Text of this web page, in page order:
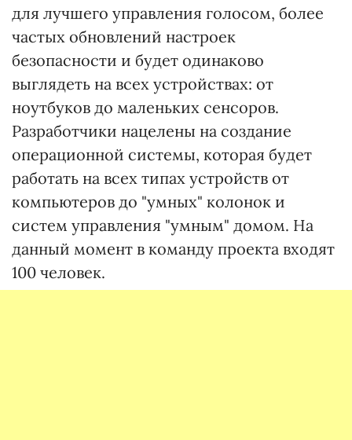
для лучшего управления голосом, более
частых обновлений настроек
безопасности и будет одинаково
выглядеть на всех устройствах: от
ноутбуков до маленьких сенсоров.
Разработчики нацелены на создание
операционной системы, которая будет
работать на всех типах устройств от
компьютеров до "умных" колонок и
систем управления "умным" домом. На
данный момент в команду проекта входят
100 человек.